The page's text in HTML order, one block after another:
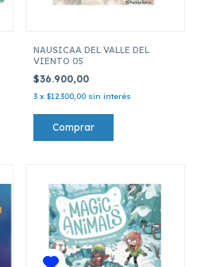
NAUSICAA DEL VALLE DEL
VIENTO 05
$36.900,00
3 x $12.300,00 sin interés